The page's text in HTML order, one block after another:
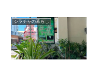
シラチャの暮らし